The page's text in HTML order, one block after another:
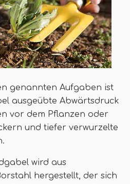
genannten Aufgaben ist
ausgeübte Abwärtsdruck
vor dem Pflanzen oder
und tiefer verwurzelte
wird aus
hergestellt, der sich